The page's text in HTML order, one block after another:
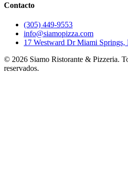
Contacto
(305) 449-9553
info@siamopizza.com
17 Westward Dr Miami Springs,
© 2026 Siamo Ristorante & Pizzeria.
reservados.